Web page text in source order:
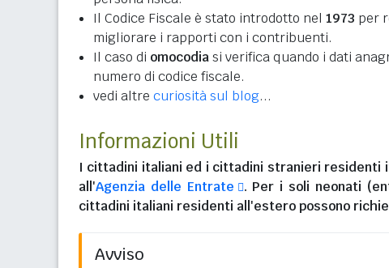
Il Codice Fiscale è stato introdotto nel 1973 per
migliorare i rapporti con i contribuenti.
Il caso di omocodiasi verifica quando i dati
numero di codice fiscale.
vedi altre curiosità sul blog...
Informazioni Utili
I cittadini italiani ed i cittadini stranieri residenti
all'Agenzia delle Entrate
. Per i soli neonati
cittadini italiani residenti all'esteropossono
Avviso